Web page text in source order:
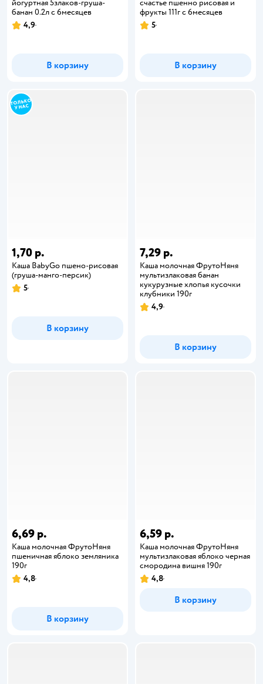
йогуртная 5злаков-груша-
банан 0.2л с 6месяцев
4,9
В корзину
счастье пшенно рисовая и
фрукты 111г с 6месяцев
5
В корзину
1,70 р.
Каша BabyGo пшено-рисовая
(груша-манго-персик)
5
В корзину
7,29 р.
Каша молочная ФрутоНяня
мультизлаковая банан
кукурузные хлопья кусочки
клубники 190г
4,9
В корзину
6,69 р.
Каша молочная ФрутоНяня
пшеничная яблоко земляника
190г
4,8
В корзину
6,59 р.
Каша молочная ФрутоНяня
мультизлаковая яблоко черная
смородина вишня 190г
4,8
В корзину